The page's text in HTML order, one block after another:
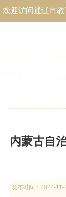
欢迎访问通辽市教
当前位置：
内蒙古自
发布时间： 2024-11-